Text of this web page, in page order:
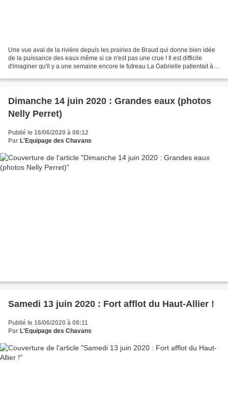
Une vue aval de la rivière depuis les prairies de Braud qui donne bien idée
de la puissance des eaux même si ce n'est pas une crue ! Il est difficile
d'imaginer qu'il y a une semaine encore le futreau La Gabrielle patientait à
Dimanche 14 juin 2020 : Grandes eaux (photos
Nelly Perret)
Publié le 16/06/2020 à 08:12
Par L'Equipage des Chavans
Samedi 13 juin 2020 : Fort afflot du Haut-Allier !
Publié le 16/06/2020 à 08:11
Par L'Equipage des Chavans